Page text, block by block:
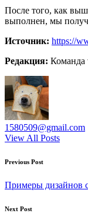
После того, как
выполнен, мы
Источник: https://
Редакция: Команда
1580509@gmail.com
View All Posts
Post
navigation
Previous Post
Примеры дизайнов
Next Post